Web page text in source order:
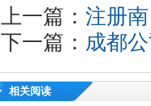
上一篇： 注册
下一篇： 成都
相关阅读